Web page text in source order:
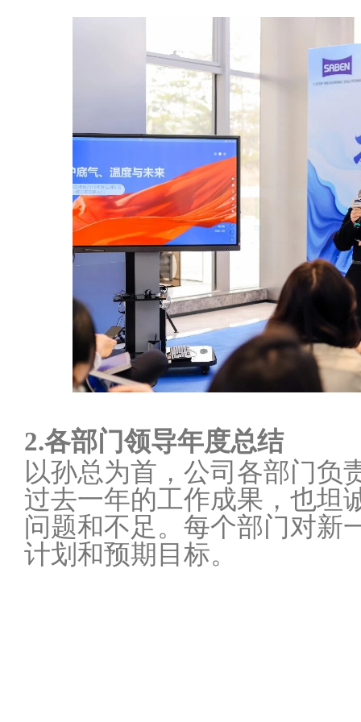
2.各部门领导年度总结
以孙总为首，公司各部门负
过去一年的工作成果，也坦
问题和不足。每个部门对新
计划和预期目标。